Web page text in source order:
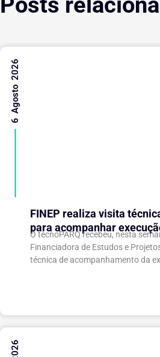
FINEP realiza visita
para acompanhar
expansão do Parque
O tecnoPARQ recebeu, nesta
Financiadora de Estudos e
técnica de acompanhamento da
6 Agosto 2026